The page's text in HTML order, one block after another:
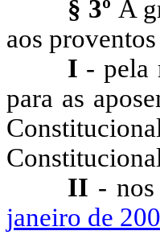
§ 3º A
aos
I - pela
para as
II -
janeiro de